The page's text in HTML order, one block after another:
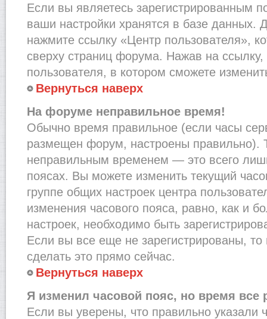
Если вы являетесь зарегистрированным
ваши настройки хранятся в базе данных.
нажмите ссылку «Центр пользователя»,
сверху страниц форума. Нажав на
пользователя, в котором сможете
Вернуться наверх
На форуме неправильное время!
Обычно время правильное (если часы
размещен форум, настроены правильно).
неправильным временем — это всего
поясах. Вы можете изменить текущий
группе общих настроек центра
изменения часового пояса, равно, как и
настроек, необходимо быть
Если вы все еще не зарегистрированы,
сделать это прямо сейчас.
Вернуться наверх
Я изменил часовой пояс, но время все
Если вы уверены, что правильно указали